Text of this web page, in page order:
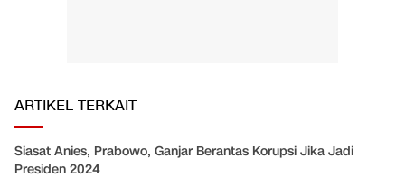
ARTIKEL TERKAIT
Siasat Anies, Prabowo, Ganjar Berantas Korupsi Jika Jadi
Presiden 2024